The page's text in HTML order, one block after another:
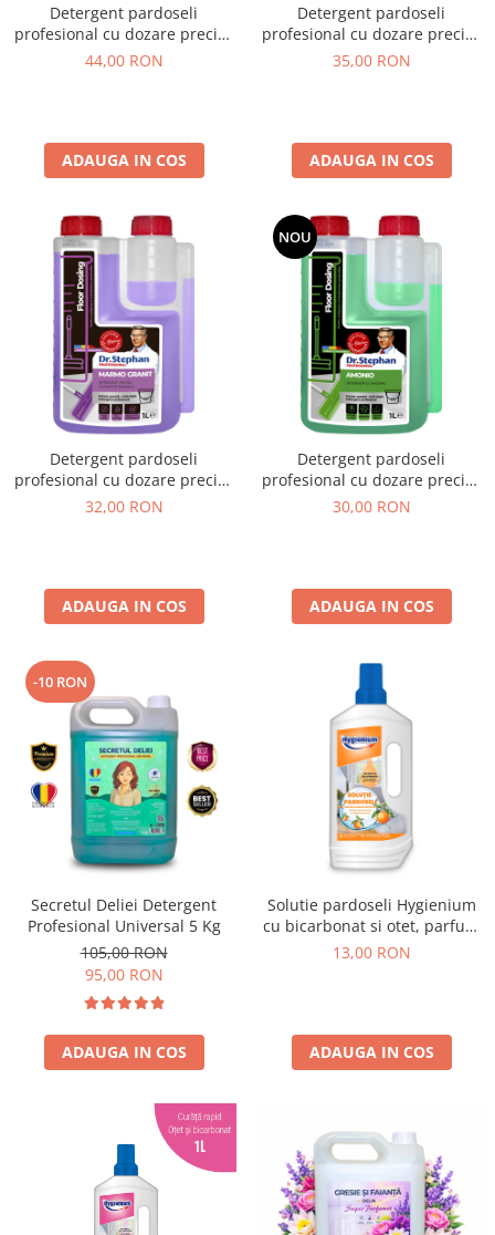
Detergent pardoseli
profesional cu dozare precisa
citrice, Dr. Stephan Barrier 1L
44,00 RON
ADAUGA IN COS
Detergent pardoseli
profesional cu dozare precisa
uscare rapida, Dr. Stephan
35,00 RON
ADAUGA IN COS
Detergent pardoseli
profesional cu dozare precisa
pentru suprafete sensibile,
32,00 RON
ADAUGA IN COS
NOU
Detergent pardoseli
profesional cu dozare precisa
cu amoniac, Dr. Stephan
30,00 RON
ADAUGA IN COS
-10 RON
Secretul Deliei Detergent
Profesional Universal 5 Kg
105,00 RON
95,00 RON
ADAUGA IN COS
Solutie pardoseli Hygienium
cu bicarbonat si otet, parfum
de floare de portocala, 1l
13,00 RON
ADAUGA IN COS